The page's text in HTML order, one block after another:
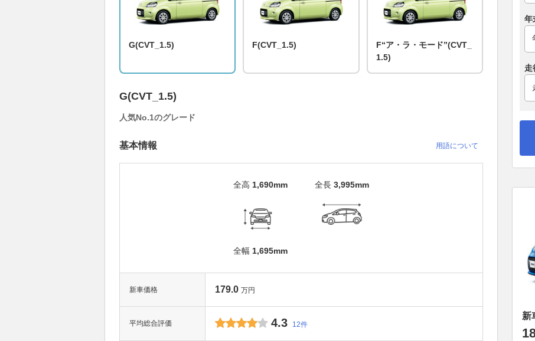
G(CVT_1.5) F(CVT_1.5)
F“ア・ラ・モード”(CVT_
1.5)
G(CVT_1.5)
人気No.1のグレード
基本情報 用語について
全高 1,690mm
全幅 1,695mm
全長 3,995mm
新車価格 179.0 万円
平均総合評価 4.3 12件
年
走
新